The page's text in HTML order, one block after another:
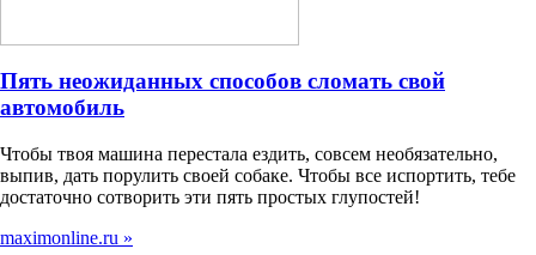
Пять неожиданных способов сломать свой
автомобиль
Чтобы твоя машина перестала ездить, совсем необязательно,
выпив, дать порулить своей собаке. Чтобы все испортить, тебе
достаточно сотворить эти пять простых глупостей!
maximonline.ru »